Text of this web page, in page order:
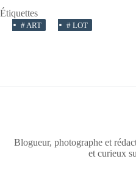
Étiquettes
# ART # LOT
Blogueur, photographe et
et curieux